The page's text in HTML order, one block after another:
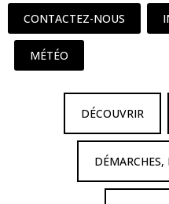
CONTACTEZ-NOUS
MÉTÉO
DÉCOUVRIR
DÉMARCHES,